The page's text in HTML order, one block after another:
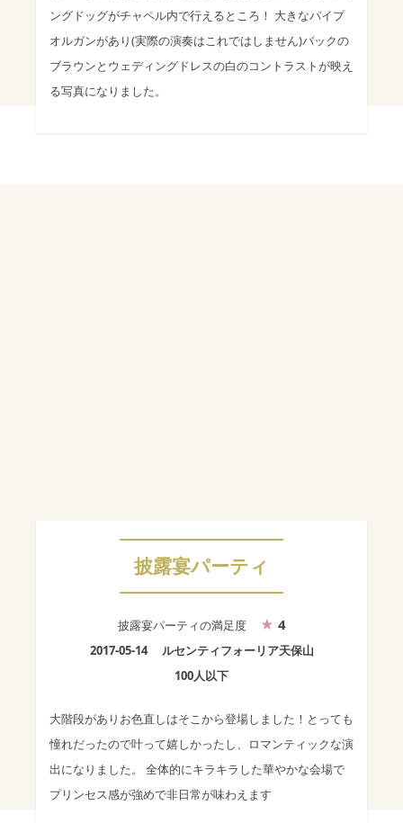
ングドッグがチャペル内で行えるところ！ 大きなパイプ
オルガンがあり(実際の演奏はこれではしません)バックの
ブラウンとウェディングドレスの白のコントラストが映え
る写真になりました。
披露宴パーティ
披露宴パーティの満足度 4
2017-05-14
ルセンティフォーリア天保山
100人以下
大階段がありお色直しはそこから登場しました！とっても
憧れだったので叶って嬉しかったし、ロマンティックな演
出になりました。 全体的にキラキラした華やかな会場で
プリンセス感が強めで非日常が味わえます